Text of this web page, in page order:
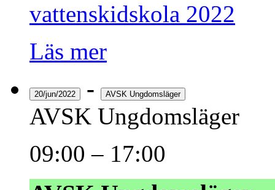
vattenskidskola 2022
Läs mer
20/jun/2022 - AVSK Ungdomsläger
AVSK Ungdomsläger
09:00– 17:00